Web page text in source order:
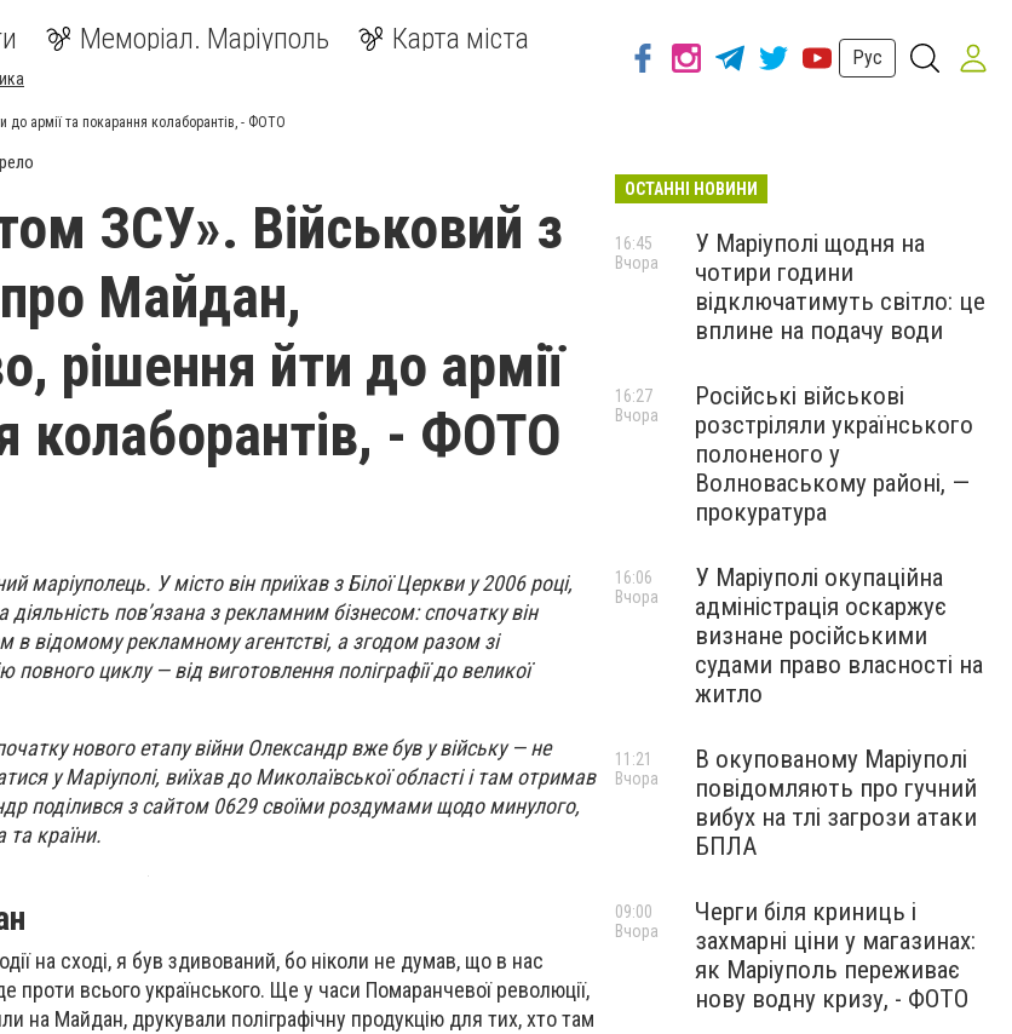
Меморіал. Маріуполь Карта міста
Рус
до армії та покарання колаборантів, - ФОТО
ЗСУ». Військовий з
Майдан,
рішення йти до армії
колаборантів, - ФОТО
маріуполець. У місто він приїхав з Білої Церкви у 2006 році,
пов’язана з рекламним бізнесом: спочатку він
відомому рекламному агентстві, а згодом разом зі
циклу — від виготовлення поліграфії до великої
нового етапу війни Олександр вже був у війську — не
у Маріуполі, виїхав до Миколаївської області і там отримав
поділився з сайтом 0629 своїми роздумами щодо минулого,
та країни.
на сході, я був здивований, бо ніколи не думав, що в нас
проти всього українського. Ще у часи Помаранчевої революції,
на Майдан, друкували поліграфічну продукцію для тих, хто там
ОСТАННІ НОВИНИ
У Маріуполі щодня на
чотири години
відключатимуть світло: це
вплине на подачу води
16:45
Вчора
Російські військові
розстріляли українського
полоненого у
Волноваському районі, —
прокуратура
16:27
Вчора
У Маріуполі окупаційна
адміністрація оскаржує
визнане російськими
судами право власності на
житло
16:06
Вчора
В окупованому Маріуполі
повідомляють про гучний
вибух на тлі загрози атаки
БПЛА
11:21
Вчора
Черги біля криниць і
захмарні ціни у магазинах:
як Маріуполь переживає
нову водну кризу, - ФОТО
09:00
Вчора